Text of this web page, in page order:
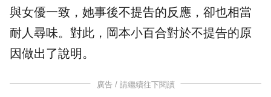
與女優一致，她事後不提告的反應，卻也相當
耐人尋味。對此，岡本小百合對於不提告的原
因做出了說明。
廣告 / 請繼續往下閱讀